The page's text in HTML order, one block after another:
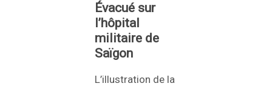
Évacué sur
l’hôpital
militaire de
Saïgon
L’illustration de la